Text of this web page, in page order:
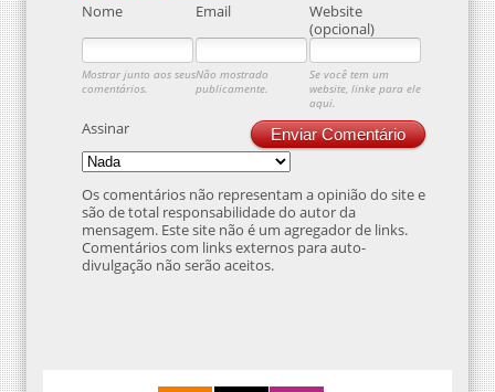
Nome Email
Website
(opcional)
Mostrar junto aos seus
comentários.
Não mostrado
publicamente.
Se você tem um
website, linke para ele
aqui.
Enviar Comentário
Assinar
Os comentários não representam a opinião do site e
são de total responsabilidade do autor da
mensagem. Este site não é um agregador de links.
Comentários com links externos para auto-
divulgação não serão aceitos.